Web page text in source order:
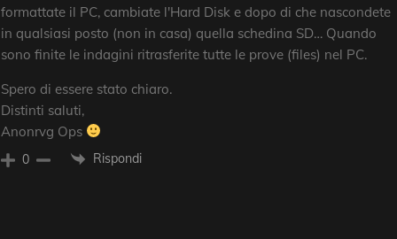
formattate il PC, cambiate l'Hard Disk e dopo di che nascondete
in qualsiasi posto (non in casa) quella schedina SD… Quando
sono finite le indagini ritrasferite tutte le prove (files) nel PC.
Spero di essere stato chiaro.
Distinti saluti,
Anonrvg Ops
0 Rispondi